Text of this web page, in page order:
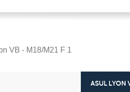
VB - M18/M21 F 1
ASUL LYON